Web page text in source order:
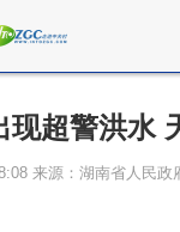
现超警洪水
来源：湖南省人民政